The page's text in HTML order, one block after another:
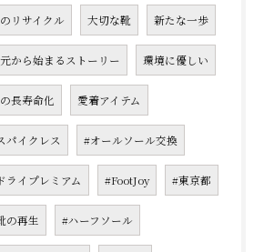
リサイクル 大切な靴 新たな一歩
から始まるストーリー 環境に優しい
長寿命化 愛着アイテム
パイクレス #オールソール交換
ライプレミアム #FootJoy #東京都
の再生 #ハーフソール